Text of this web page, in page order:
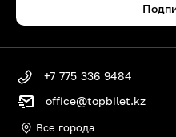
+7 775 336 9484
office@topbilet.kz
Все города